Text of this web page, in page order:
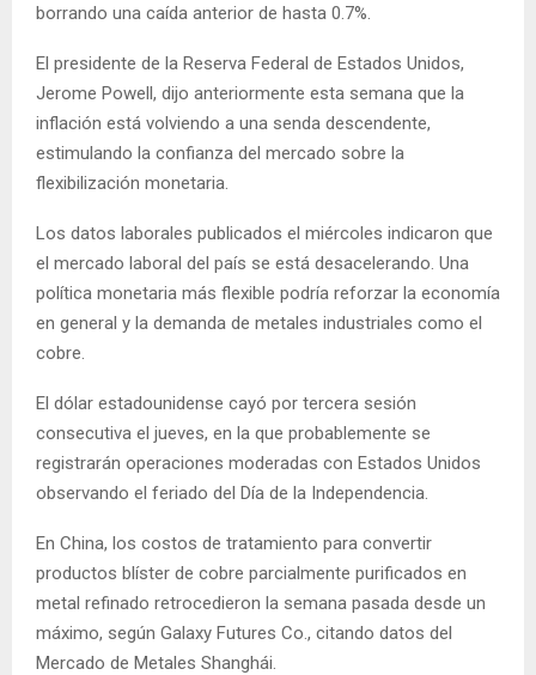
borrando una caída anterior de hasta 0.7%.
El presidente de la Reserva Federal de Estados Unidos,
Jerome Powell, dijo anteriormente esta semana que la
inflación está volviendo a una senda descendente,
estimulando la confianza del mercado sobre la
flexibilización monetaria.
Los datos laborales publicados el miércoles indicaron que
el mercado laboral del país se está desacelerando. Una
política monetaria más flexible podría reforzar la economía
en general y la demanda de metales industriales como el
cobre.
El dólar estadounidense cayó por tercera sesión
consecutiva el jueves, en la que probablemente se
registrarán operaciones moderadas con Estados Unidos
observando el feriado del Día de la Independencia.
En China, los costos de tratamiento para convertir
productos blíster de cobre parcialmente purificados en
metal refinado retrocedieron la semana pasada desde un
máximo, según Galaxy Futures Co., citando datos del
Mercado de Metales Shanghái.